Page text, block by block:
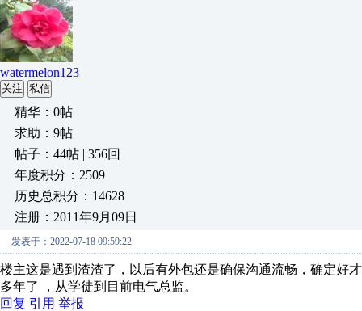
watermelon123
关注 私信
精华：0帖
求助：9帖
帖子：44帖 | 356回
年度积分：2509
历史总积分：14628
注册：2011年9月09日
发表于：2022-07-18 09:59:22
楼主这是遇到渣渣了，以后有外包还是确保沟通流畅，确定好
多年了 ，从学徒到目前电气总监。
回复 引用 举报